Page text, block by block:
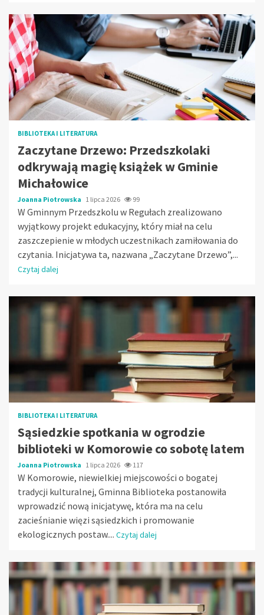
BIBLIOTEKA I LITERATURA
Zaczytane Drzewo: Przedszkolaki
odkrywają magię książek w Gminie
Michałowice
Joanna Piotrowska 1 lipca 2026 99
W Gminnym Przedszkolu w Regułach zrealizowano
wyjątkowy projekt edukacyjny, który miał na celu
zaszczepienie w młodych uczestnikach zamiłowania do
czytania. Inicjatywa ta, nazwana „Zaczytane Drzewo”,...
Czytaj dalej
BIBLIOTEKA I LITERATURA
Sąsiedzkie spotkania w ogrodzie
biblioteki w Komorowie co sobotę latem
Joanna Piotrowska 1 lipca 2026 117
W Komorowie, niewielkiej miejscowości o bogatej
tradycji kulturalnej, Gminna Biblioteka postanowiła
wprowadzić nową inicjatywę, która ma na celu
zacieśnianie więzi sąsiedzkich i promowanie
ekologicznych postaw.... Czytaj dalej